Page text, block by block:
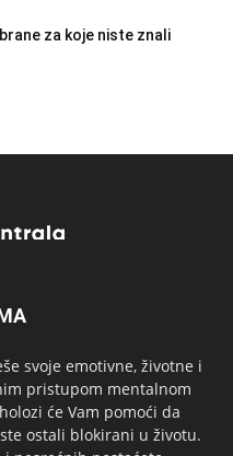
za koje niste znali
svoje emotivne, životne i
pristupom mentalnom
će Vam pomoći da
ostali blokirani u životu.